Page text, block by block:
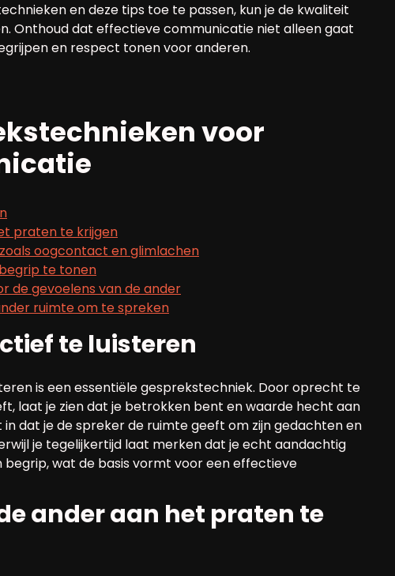
en deze tips toe te passen, kun je de kwaliteit
Onthoud dat effectieve communicatie niet alleen gaat
en respect tonen voor anderen.
voor
praten te krijgen
oogcontact en glimlachen
te tonen
de gevoelens van de ander
ruimte om te spreken
te luisteren
is een essentiële gesprekstechniek. Door oprecht te
laat je zien dat je betrokken bent en waarde hecht aan
dat je de spreker de ruimte geeft om zijn gedachten en
je tegelijkertijd laat merken dat je echt aandachtig
wat de basis vormt voor een effectieve
ander aan het praten te